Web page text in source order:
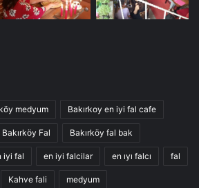
medyum Bakırkoy en iyi fal cafe
Bakırköy Fal Bakırköy fal bak
iyi fal en iyi falcilar en ıyı falcı fal
Kahve fali medyum